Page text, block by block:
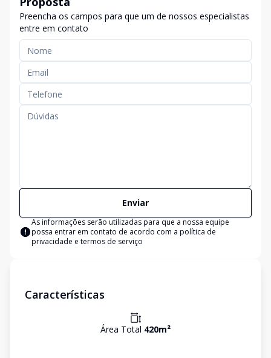
Preencha os campos para que um de nossos especialistas
entre em contato
Enviar
As informações serão utilizadas para que a nossa equipe
possa entrar em contato de acordo com a política de
privacidade e termos de serviço
Características
Área Total 420m²